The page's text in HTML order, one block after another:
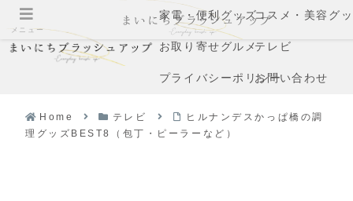
家電・便利グッズコスメ・美容グ
お取り寄せグルメテレビ
プライバシーポリシーお問い合わせ
Home テレビ
ヒルナンデスかっぱ橋の調
理グッズBEST8（包丁・ピーラーなど）
メニュー